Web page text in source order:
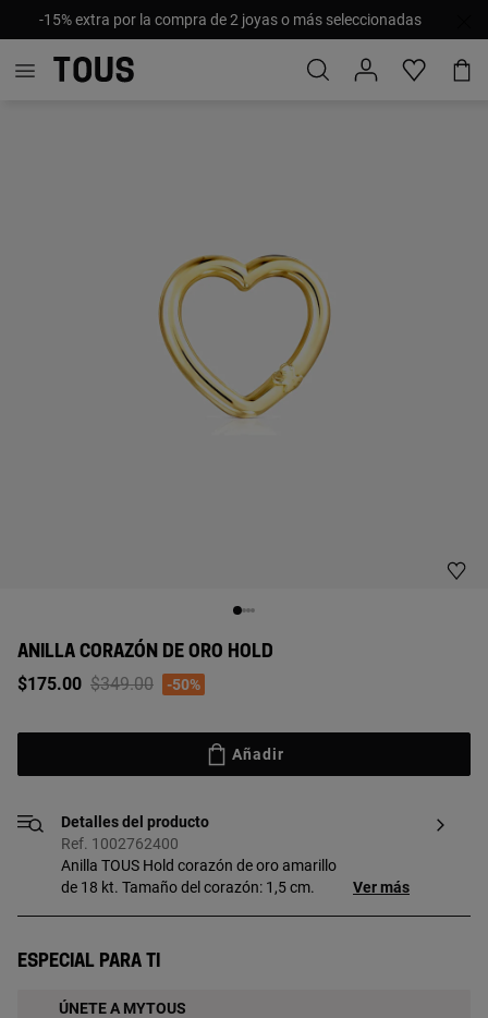
-15% extra por la compra de 2 joyas o más seleccionadas
ANILLA CORAZÓN DE ORO HOLD
$175.00 Price reduced from
$349.00to-50%
Añadir
Detalles del producto
Ref. 1002762400
Anilla TOUS Hold corazón de oro amarillo
de 18 kt. Tamaño del corazón: 1,5 cm.
Ver más
Especial para ti
ÚNETE A MYTOUS